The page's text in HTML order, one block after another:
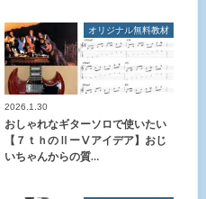
オリジナル無料教材
2026.1.30
おしゃれなギターソロで使いたい
【７ｔｈのⅡーⅤアイデア】おじ
いちゃんからの質…